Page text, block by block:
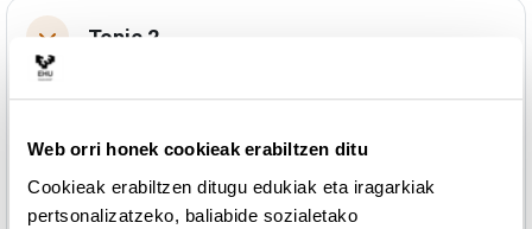
Web orri honek cookieak erabiltzen ditu
Cookieak erabiltzen ditugu edukiak eta iragarkiak
pertsonalizatzeko, baliabide sozialetako
TolestuTopic 2
Tema 1Fitxategia
Tema 2Fitxategia